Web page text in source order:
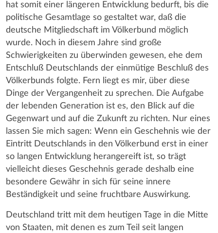
hat somit einer längeren Entwicklung bedurft, bis die
politische Gesamtlage so gestaltet war, daß die
deutsche Mitgliedschaft im Völkerbund möglich
wurde. Noch in diesem Jahre sind große
Schwierigkeiten zu überwinden gewesen, ehe dem
Entschluß Deutschlands der einmütige Beschluß des
Völkerbunds folgte. Fern liegt es mir, über diese
Dinge der Vergangenheit zu sprechen. Die Aufgabe
der lebenden Generation ist es, den Blick auf die
Gegenwart und auf die Zukunft zu richten. Nur eines
lassen Sie mich sagen: Wenn ein Geschehnis wie der
Eintritt Deutschlands in den Völkerbund erst in einer
so langen Entwicklung herangereift ist, so trägt
vielleicht dieses Geschehnis gerade deshalb eine
besondere Gewähr in sich für seine innere
Beständigkeit und seine fruchtbare Auswirkung.
Deutschland tritt mit dem heutigen Tage in die Mitte
von Staaten, mit denen es zum Teil seit langen